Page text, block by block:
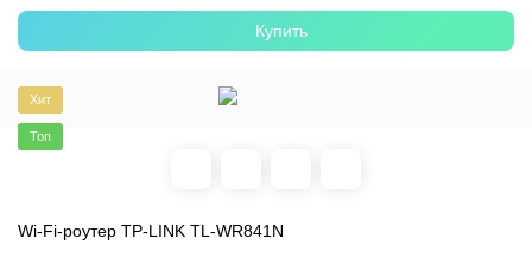
Купить
Хит
Топ
Wi-Fi-роутер TP-LINK TL-WR841N